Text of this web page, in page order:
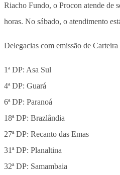
Riacho Fundo, o Procon atende de
horas. No sábado, o atendimento
Delegacias com emissão de
1ª DP: Asa Sul
4ª DP: Guará
6ª DP: Paranoá
18ª DP: Brazlândia
27ª DP: Recanto das Emas
31ª DP: Planaltina
32ª DP: Samambaia